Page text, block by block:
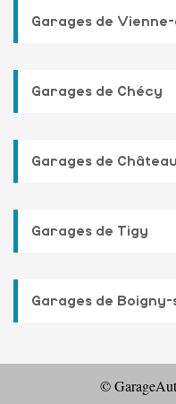
Garages de
Garages de Chécy
Garages de
Garages de Tigy
Garages de
©